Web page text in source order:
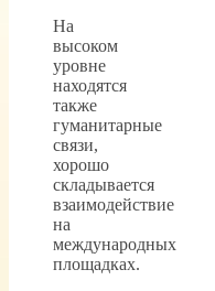
На
высоком
уровне
находятся
также
гуманитарные
связи,
хорошо
складывается
взаимодействие
на
международных
площадках.